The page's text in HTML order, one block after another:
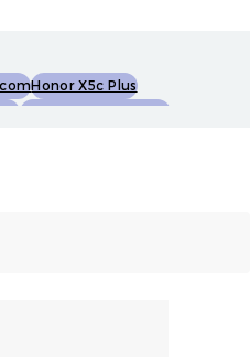
Honor X5c Plus